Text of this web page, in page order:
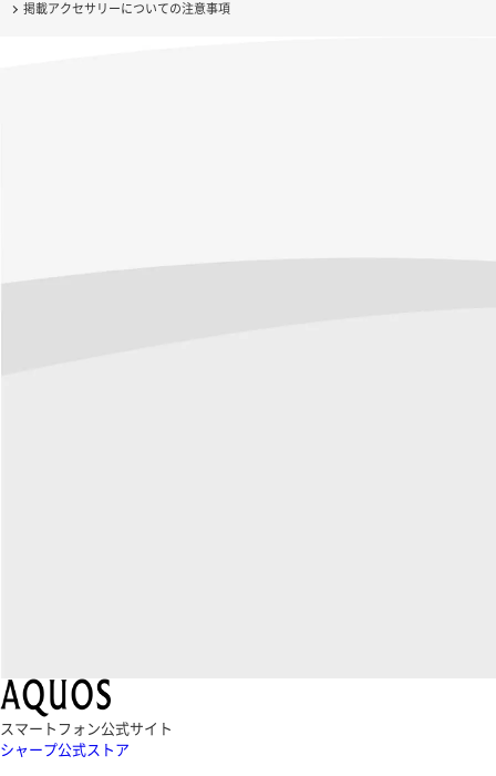
掲載アクセサリーについての注意事項
スマートフォン公式サイト
シャープ公式ストア